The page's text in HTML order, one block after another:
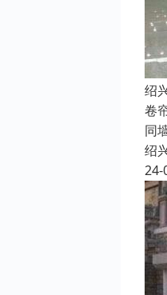
绍
卷
同
绍
24-